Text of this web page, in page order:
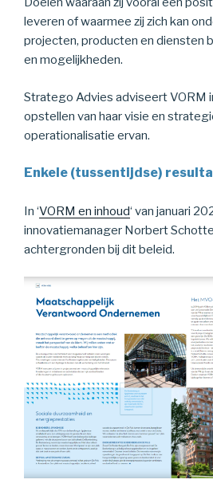
leveren of waarmee zij zich kan
projecten, producten en diensten
en mogelijkheden.
Stratego Advies adviseert VORM
opstellen van haar visie en
operationalisatie ervan.
Enkele (tussentijdse)
In ‘VORM en inhoud‘ van januari
innovatiemanager Norbert
achtergronden bij dit beleid.